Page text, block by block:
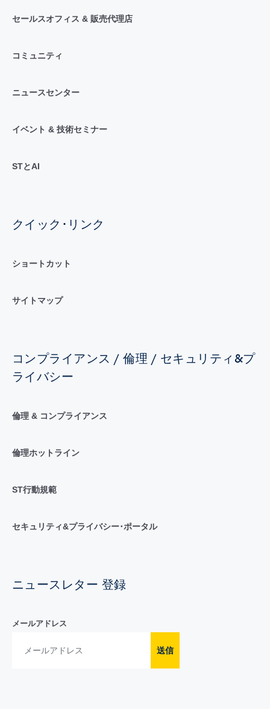
セールスオフィス & 販売代理店
コミュニティ
ニュースセンター
イベント & 技術セミナー
STとAI
クイック･リンク
ショートカット
サイトマップ
コンプライアンス / 倫理 / セキュリティ&プ
ライバシー
倫理 & コンプライアンス
倫理ホットライン
ST行動規範
セキュリティ&プライバシー･ポータル
ニュースレター 登録
メールアドレス
送信